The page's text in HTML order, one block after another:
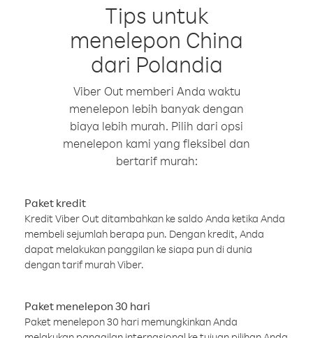
Tips untuk
menelepon China
dari Polandia
Viber Out memberi Anda waktu
menelepon lebih banyak dengan
biaya lebih murah. Pilih dari opsi
menelepon kami yang fleksibel dan
bertarif murah:
Paket kredit
Kredit Viber Out ditambahkan ke saldo Anda ketika Anda
membeli sejumlah berapa pun. Dengan kredit, Anda
dapat melakukan panggilan ke siapa pun di dunia
dengan tarif murah Viber.
Paket menelepon 30 hari
Paket menelepon 30 hari memungkinkan Anda